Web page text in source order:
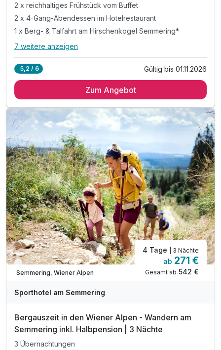
2 x reichhaltiges Frühstück vom Buffet
2 x 4-Gang-Abendessen im Hotelrestaurant
1 x Berg- & Talfahrt am Hirschenkogel Semmering*
Alle Inklusivleistungen
2 x reichhaltiges Frühstück vom Buffet
1 x Berg- & Talfahrt am Hirschenkogel Semmering*
1 x Waldseilgarten pro Person**
1 x Mountaincart pro Person***
inkl. 2 Kinder gratis bis 15 Jahre****
inkl. Wanderkarte mit den schönsten Routen
inkl. Nutzung der Wellnesseinrichtung
inkl. Parkplatz- und W-LAN Nutzung
Tipp: Einkehrschwung im Liechtensteinhaus
7 weitere anzeigen
5,2 / 6 Gültig bis 01.11.2026
Zum Angebot
Nur noch bis Oktober
Semmering, Wiener Alpen
4 Tage | 3 Nächte
ab 271 €
Gesamt ab 542 €
Sporthotel am Semmering
Bergauszeit in den Wiener Alpen - Wandern am
Semmering inkl. Halbpension | 3 Nächte
3 Übernachtungen